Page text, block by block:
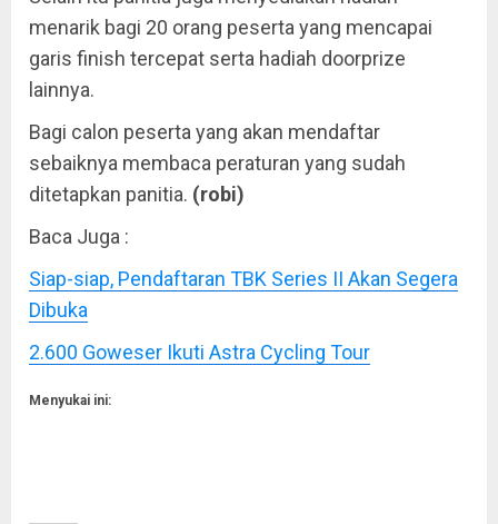
menarik bagi 20 orang peserta yang mencapai
garis finish tercepat serta hadiah doorprize
lainnya.
Bagi calon peserta yang akan mendaftar
sebaiknya membaca peraturan yang sudah
ditetapkan panitia. (robi)
Baca Juga :
Siap-siap, Pendaftaran TBK Series II Akan Segera
Dibuka
2.600 Goweser Ikuti Astra Cycling Tour
Menyukai ini: